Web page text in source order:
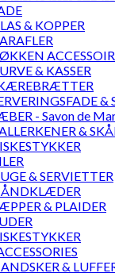
& KOPPER
& KASSER
&
- Savon de
&
& SERVIETTER
& PLAIDER
&